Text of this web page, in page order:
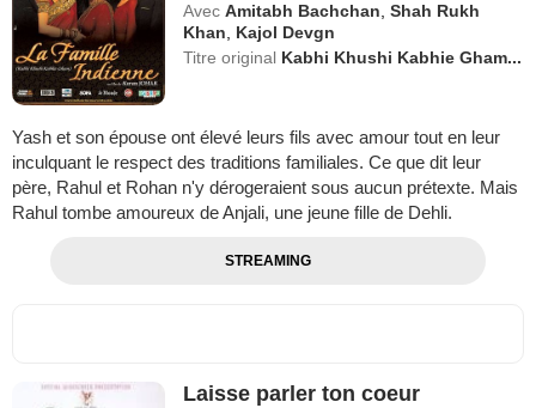
Avec Amitabh Bachchan ,Shah Rukh
Khan
Kajol Devgn
Titre original Kabhi Khushi Kabhie Gham...
Yash et son épouse ont élevé leurs fils avec amour tout en leur
inculquant le respect des traditions familiales. Ce que dit leur
père, Rahul et Rohan n'y dérogeraient sous aucun prétexte. Mais
Rahul tombe amoureux de Anjali, une jeune fille de Dehli.
STREAMING
Laisse parler ton coeur